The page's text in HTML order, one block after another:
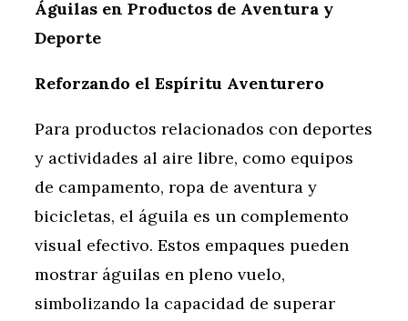
Águilas en Productos de Aventura y
Deporte
Reforzando el Espíritu Aventurero
Para productos relacionados con deportes
y actividades al aire libre, como equipos
de campamento, ropa de aventura y
bicicletas, el águila es un complemento
visual efectivo. Estos empaques pueden
mostrar águilas en pleno vuelo,
simbolizando la capacidad de superar